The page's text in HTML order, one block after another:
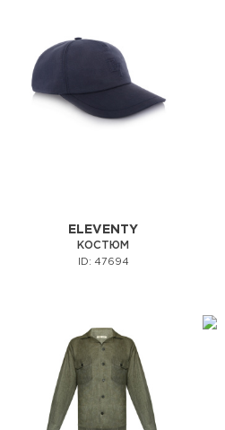
ELEVENTY
КОСТЮМ
ID: 47694